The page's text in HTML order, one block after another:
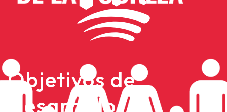
Objetivos de
Desarrollo